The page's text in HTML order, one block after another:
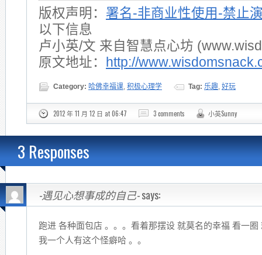
版权声明： 署名-非商业性使用-禁止
以下信息
卢小英/文 来自智慧点心坊
原文地址：
http://
Category: 哈佛幸福课 积极心理学 Tag: 乐趣 好玩
2012 年 11 月 12 日 at 06:47 3 comments 小英Sunny
3 Responses
-遇见心想事成的自己-says:
跑进 各种面包店 。。。看着那摆设 就莫名的幸福 看一
我一个人有这个怪癖哈 。。